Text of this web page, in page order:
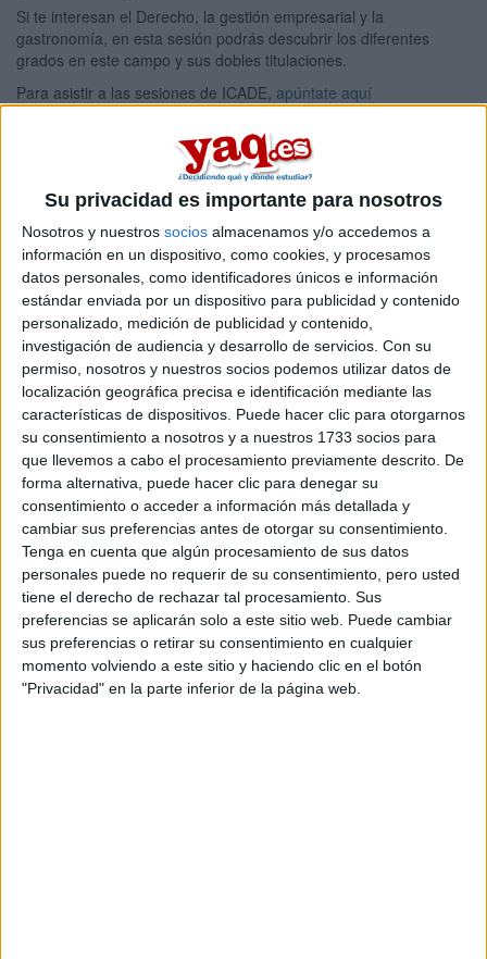
Su privacidad es importante para nosotros
Nosotros y nuestros socios almacenamos y/o accedemos a
información en un dispositivo, como cookies, y procesamos
datos personales, como identificadores únicos e información
estándar enviada por un dispositivo para publicidad y contenido
personalizado, medición de publicidad y contenido,
investigación de audiencia y desarrollo de servicios. Con su
permiso, nosotros y nuestros socios podemos utilizar datos de
localización geográfica precisa e identificación mediante las
características de dispositivos. Puede hacer clic para otorgarnos
su consentimiento a nosotros y a nuestros 1733 socios para
que llevemos a cabo el procesamiento previamente descrito. De
forma alternativa, puede hacer clic para denegar su
consentimiento o acceder a información más detallada y
cambiar sus preferencias antes de otorgar su consentimiento.
Tenga en cuenta que algún procesamiento de sus datos
personales puede no requerir de su consentimiento, pero usted
tiene el derecho de rechazar tal procesamiento. Sus
preferencias se aplicarán solo a este sitio web. Puede cambiar
sus preferencias o retirar su consentimiento en cualquier
momento volviendo a este sitio y haciendo clic en el botón
"Privacidad" en la parte inferior de la página web.
Si te interesan el Derecho, la gestión empresarial y la
gastronomía, en esta sesión podrás descubrir los diferentes
grados en este campo y sus dobles titulaciones.
Para asistir a las sesiones de ICADE, apúntate aquí
Jornadas de puertas abiertas en
(5 de abril)
Si lo tuyo son las humanidades, las ciencias sociales o la
conocer los grados, resolver tus dudas y descubrir el ambiente
universitario.
Grados en Relaciones Internacionales,apúntate aquí
Grados en Traducción y Comunicación, apúntate aquí
Grados en Trabajo Social,apúntate aquí
Grados en Psicología,apúntate aquí
Grados en Filosofía,apúntate aquí
Grados en Educación,apúntate aquí
¿Por qué asistir a estas jornadas?
Son una estupenda forma deconocer de cerca la universidad y
resolver todas tus dudas antes de decidir qué estudiar.
Si tienes preguntas, puedes llamar al (+34) 91 542 28 00.
Artículos recomendados